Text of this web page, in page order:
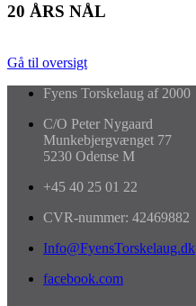
20 ÅRS NÅL
Gå til oversigt
Fyens Torskelaug af 2000
C/O Peter Nygaard
Munkebjergvænget 77
5230 Odense M
+45 40 25 01 22
CVR-nummer: 42469882
Info@FyensTorskelaug.dk
facebook.com